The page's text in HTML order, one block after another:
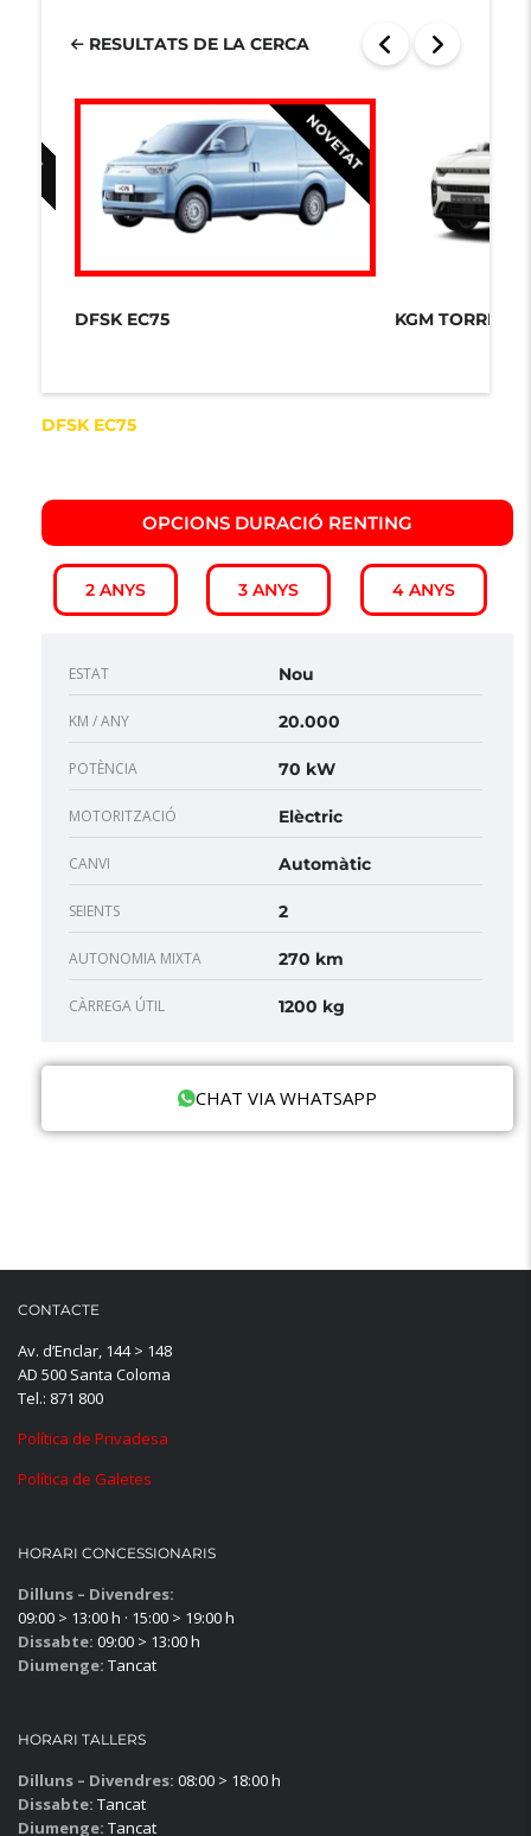
RESULTATS DE LA CERCA
NOVETAT
DFSK EC75
DFSK EC75
OPCIONS DURACIÓ RENTING​
2 ANYS 3 ANYS 4 ANYS
ESTAT Nou
KM / ANY 20.000
POTÈNCIA 70 kW
MOTORITZACIÓ Elèctric
CANVI Automàtic
SEIENTS 2
AUTONOMIA MIXTA 270 km
CÀRREGA ÚTIL 1200 kg
CHAT VIA WHATSAPP
CONTACTE
Av. d’Enclar, 144 > 148
AD 500 Santa Coloma
Tel.: 871 800
Política de Privadesa
Política de Galetes
HORARI CONCESSIONARIS
Dilluns – Divendres:
09:00 > 13:00 h · 15:00 > 19:00 h
Dissabte: 09:00 > 13:00 h
Diumenge: Tancat
HORARI TALLERS
Dilluns – Divendres: 08:00 > 18:00 h
Dissabte: Tancat
Diumenge: Tancat